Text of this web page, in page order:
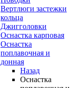
Вертлюги застежки
кольца
Джигголовки
Оснастка карповая
Оснастка
поплавочная и
донная
Назад
Оснастка